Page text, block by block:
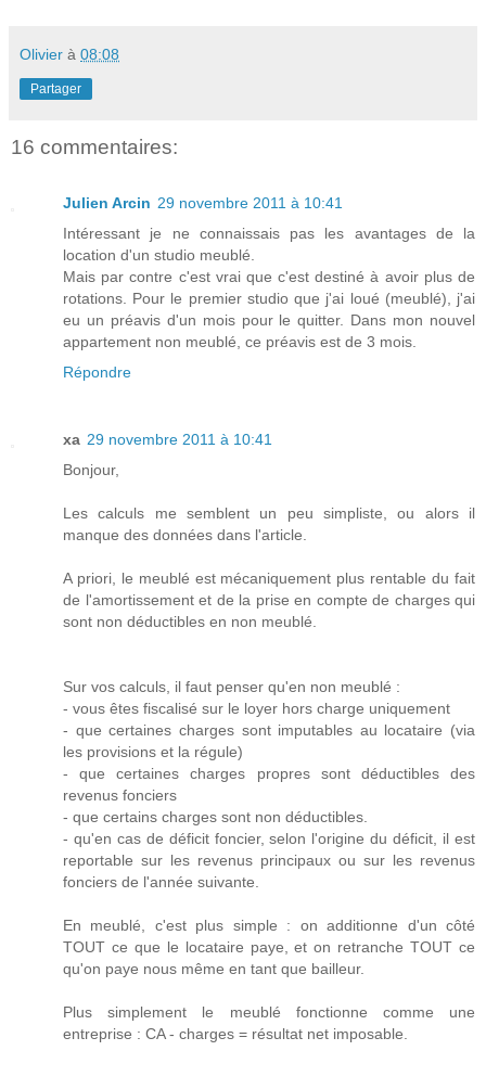
Olivier à 08:08
Partager
16 commentaires:
Julien Arcin 29 novembre 2011 à 10:41
Intéressant je ne connaissais pas les avantages de la
location d'un studio meublé.
Mais par contre c'est vrai que c'est destiné à avoir plus de
rotations. Pour le premier studio que j'ai loué (meublé), j'ai
eu un préavis d'un mois pour le quitter. Dans mon nouvel
appartement non meublé, ce préavis est de 3 mois.
Répondre
xa 29 novembre 2011 à 10:41
Bonjour,
Les calculs me semblent un peu simpliste, ou alors il
manque des données dans l'article.
A priori, le meublé est mécaniquement plus rentable du fait
de l'amortissement et de la prise en compte de charges qui
sont non déductibles en non meublé.
Sur vos calculs, il faut penser qu'en non meublé :
- vous êtes fiscalisé sur le loyer hors charge uniquement
- que certaines charges sont imputables au locataire (via
les provisions et la régule)
- que certaines charges propres sont déductibles des
revenus fonciers
- que certains charges sont non déductibles.
- qu'en cas de déficit foncier, selon l'origine du déficit, il est
reportable sur les revenus principaux ou sur les revenus
fonciers de l'année suivante.
En meublé, c'est plus simple : on additionne d'un côté
TOUT ce que le locataire paye, et on retranche TOUT ce
qu'on paye nous même en tant que bailleur.
Plus simplement le meublé fonctionne comme une
entreprise : CA - charges = résultat net imposable.